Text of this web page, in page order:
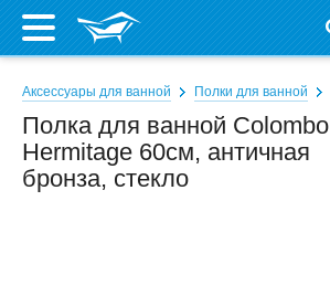
Аксессуары для ванной Полки для ванной
Полка для ванной Colombo
Hermitage 60см, античная
бронза, стекло